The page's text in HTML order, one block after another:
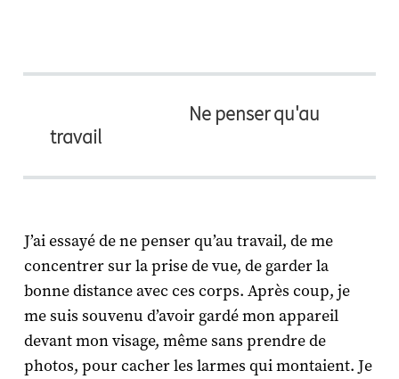
Ne penser qu'au
travail
J’ai essayé de ne penser qu’au travail, de me
concentrer sur la prise de vue, de garder la
bonne distance avec ces corps. Après coup, je
me suis souvenu d’avoir gardé mon appareil
devant mon visage, même sans prendre de
photos, pour cacher les larmes qui montaient. Je